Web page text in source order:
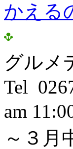
かえる
グル
Tel
am
～３月